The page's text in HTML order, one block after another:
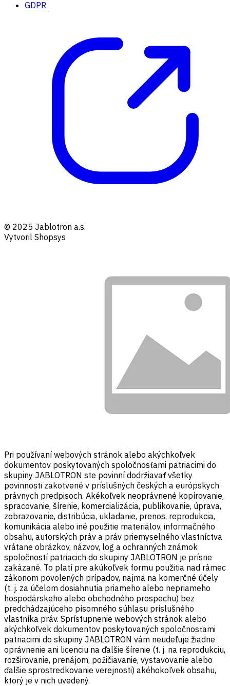
GDPR
© 2025 Jablotron a.s.
Vytvoril Shopsys
Pri používaní webových stránok alebo akýchkoľvek
dokumentov poskytovaných spoločnosťami patriacimi do
skupiny JABLOTRON ste povinní dodržiavať všetky
povinnosti zakotvené v príslušných českých a európskych
právnych predpisoch. Akékoľvek neoprávnené kopírovanie,
spracovanie, šírenie, komercializácia, publikovanie, úprava,
zobrazovanie, distribúcia, ukladanie, prenos, reprodukcia,
komunikácia alebo iné použitie materiálov, informačného
obsahu, autorských práv a práv priemyselného vlastníctva
vrátane obrázkov, názvov, log a ochranných známok
spoločností patriacich do skupiny JABLOTRON je prísne
zakázané. To platí pre akúkoľvek formu použitia nad rámec
zákonom povolených prípadov, najmä na komerčné účely
(t. j. za účelom dosiahnutia priameho alebo nepriameho
hospodárskeho alebo obchodného prospechu) bez
predchádzajúceho písomného súhlasu príslušného
vlastníka práv. Sprístupnenie webových stránok alebo
akýchkoľvek dokumentov poskytovaných spoločnosťami
patriacimi do skupiny JABLOTRON vám neudeľuje žiadne
oprávnenie ani licenciu na ďalšie šírenie (t. j. na reprodukciu,
rozširovanie, prenájom, požičiavanie, vystavovanie alebo
ďalšie sprostredkovanie verejnosti) akéhokoľvek obsahu,
ktorý je v nich uvedený.